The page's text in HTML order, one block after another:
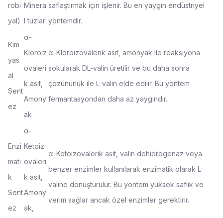
robi
yal)
Minera
l tuzlar
saflaştırmak için işlenir. Bu en yaygın endüstriyel
yöntemdir.
Kim
yas
al
Sent
ez
α-
Kloroiz
ovaleri
k asit,
Amony
ak
α-Kloroizovalerik asit, amonyak ile reaksiyona
sokularak DL-valin üretilir ve bu daha sonra
çözünürlük ile L-valin elde edilir. Bu yöntem
fermantasyondan daha az yaygındır.
Enzi
mati
k
Sent
ez
α-
Ketoiz
ovaleri
k asit,
Amony
ak,
α-Ketoizovalerik asit, valin dehidrogenaz veya
benzer enzimler kullanılarak enzimatik olarak L-
valine dönüştürülür. Bu yöntem yüksek saflık ve
verim sağlar ancak özel enzimler gerektirir.